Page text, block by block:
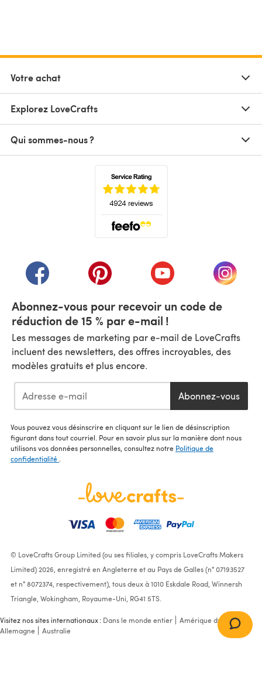
Votre achat
Explorez LoveCrafts
Qui sommes-nous ?
(s'ouvre dans un nouvel onglet)
(s'ouvre dans un nouvel onglet)
(s'ouvre dans un(s'ouvre
Abonnez-vous pour recevoir un code de
réduction de 15 % par e-mail !
Les messages de marketing par e-mail de LoveCrafts
incluent des newsletters, des offres incroyables, des
modèles gratuits et plus encore.
Abonnez-vous
Vous pouvez vous désinscrire en cliquant sur le lien de désinscription
figurant dans tout courriel. Pour en savoir plus sur la manière dont nous
utilisons vos données personnelles, consultez notre Politique de
confidentialité
© LoveCrafts Group Limited (ou ses filiales, y compris LoveCrafts Makers
Limited) 2026, enregistré en Angleterre et au Pays de Galles (n° 07193527
et n° 8072374, respectivement), tous deux à 1010 Eskdale Road, Winnersh
Triangle, Wokingham, Royaume-Uni, RG41 5TS.
Visitez nos sites internationaux : Dans le monde entier
Amérique du Nord
Allemagne
Australie